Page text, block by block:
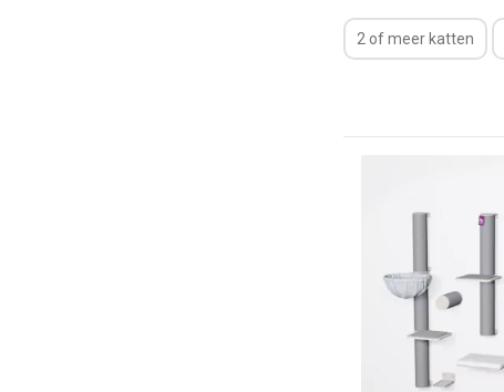
2 of meer katten